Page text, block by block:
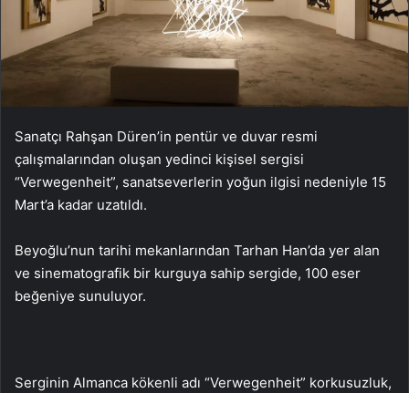
Sanatçı Rahşan Düren’in pentür ve duvar resmi
çalışmalarından oluşan yedinci kişisel sergisi
“Verwegenheit”, sanatseverlerin yoğun ilgisi nedeniyle 15
Mart’a kadar uzatıldı.
Beyoğlu’nun tarihi mekanlarından Tarhan Han’da yer alan
ve sinematografik bir kurguya sahip sergide, 100 eser
beğeniye sunuluyor.
Serginin Almanca kökenli adı “Verwegenheit” korkusuzluk,